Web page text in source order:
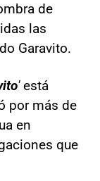
de
las
Garavito.
'está
por más de
en
que